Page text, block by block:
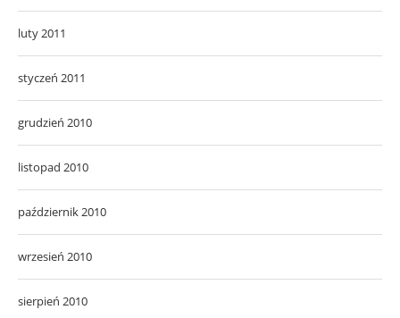
luty 2011
styczeń 2011
grudzień 2010
listopad 2010
październik 2010
wrzesień 2010
sierpień 2010